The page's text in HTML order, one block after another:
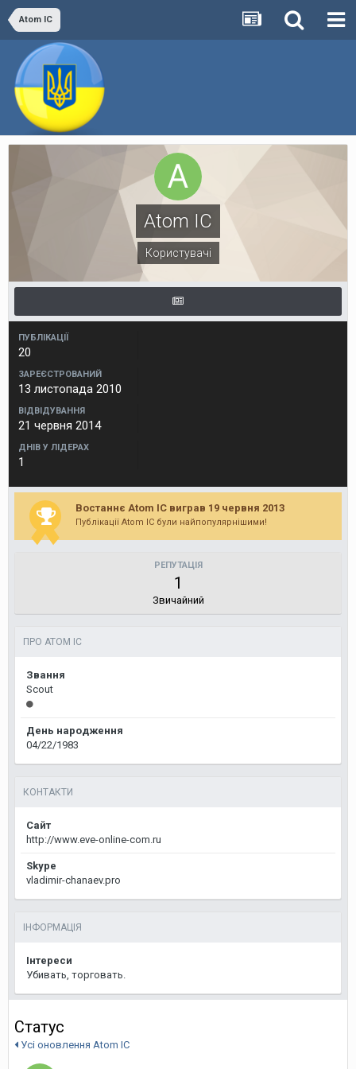
Atom IC
Atom IC
Користувачі
ПУБЛІКАЦІЇ
20
ЗАРЕЄСТРОВАНИЙ
13 листопада 2010
ВІДВІДУВАННЯ
21 червня 2014
ДНІВ У ЛІДЕРАХ
1
Востаннє Atom IC виграв 19 червня 2013
Публікації Atom IC були найпопулярнішими!
РЕПУТАЦІЯ
1
Звичайний
ПРО ATOM IC
Звання
Scout
День народження
04/22/1983
КОНТАКТИ
Сайт
http://www.eve-online-com.ru
Skype
vladimir-chanaev.pro
ІНФОРМАЦІЯ
Інтереси
Убивать, торговать.
Статус
Усі оновлення Atom IC